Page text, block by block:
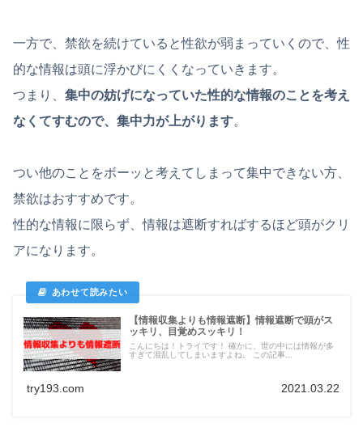
一方で、禁欲を続けていると性欲が弱まっていくので、性
的な情報は頭に浮かびにくくなっていきます。
つまり、 集中の妨げになっていた性的な情報のことを考え
なくてすむので、集中力が上がります。
つい他のことをボーッと考えてしまって集中できない方、
禁欲はおすすめです。
性的な情報に限らず、情報は遮断すればするほど頭がクリ
アになります。
【情報収集よりも情報遮断】情報遮断で頭がス
ッキリ、目覚めスッキリ！
こんにちは！トライです！ 確かに、世の中には情報が多
すぎて混乱してしまいますよね。 この記事...
try193.com 2021.03.22